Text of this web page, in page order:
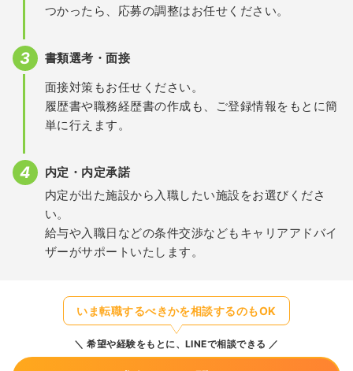
つかったら、応募の調整はお任せください。
書類選考・面接
面接対策もお任せください。
履歴書や職務経歴書の作成も、ご登録情報をもとに簡
単に行えます。
内定・内定承諾
内定が出た施設から入職したい施設をお選びくださ
い。
給与や入職日などの条件交渉などもキャリアアドバイ
ザーがサポートいたします。
いま転職するべきかを相談するのもOK
希望や経験をもとに、LINEで相談できる